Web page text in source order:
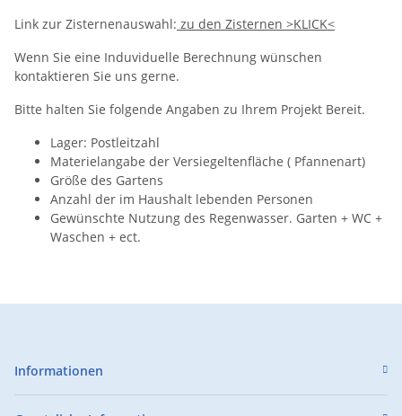
Link zur Zisternenauswahl: zu den Zisternen >KLICK<
Wenn Sie eine Induviduelle Berechnung wünschen
kontaktieren Sie uns gerne.
Bitte halten Sie folgende Angaben zu Ihrem Projekt Bereit.
Lager: Postleitzahl
Materielangabe der Versiegeltenfläche ( Pfannenart)
Größe des Gartens
Anzahl der im Haushalt lebenden Personen
Gewünschte Nutzung des Regenwasser. Garten + WC +
Waschen + ect.
Informationen